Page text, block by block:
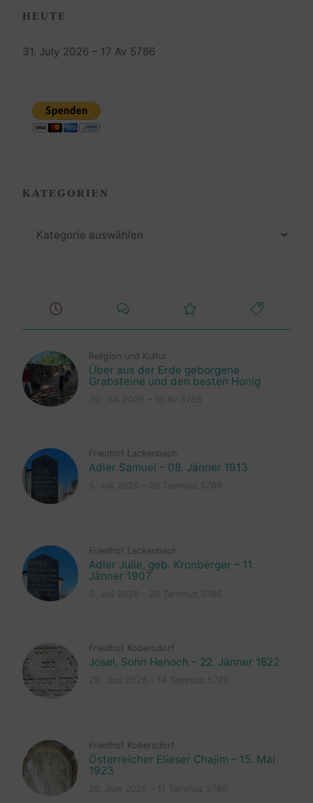
HEUTE
31. July 2026 – 17 Av 5786
KATEGORIEN
Religion und Kultur
Über aus der Erde geborgene
Grabsteine und den besten Honig
Friedhof Lackenbach
Adler Samuel – 08. Jänner 1913
Friedhof Lackenbach
Adler Julie, geb. Kronberger – 11.
Jänner 1907
Friedhof Kobersdorf
Josel, Sohn Henoch – 22. Jänner 1822
Friedhof Kobersdorf
Österreicher Elieser Chajim – 15. Mai
1923